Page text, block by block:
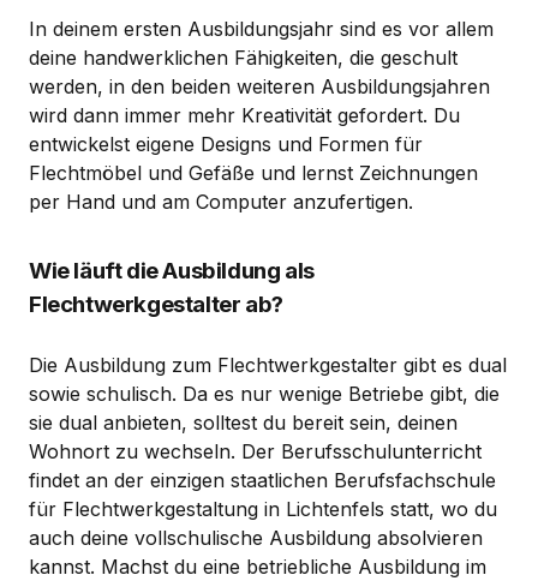
In deinem ersten Ausbildungsjahr sind es vor allem
deine handwerklichen Fähigkeiten, die geschult
werden, in den beiden weiteren Ausbildungsjahren
wird dann immer mehr Kreativität gefordert. Du
entwickelst eigene Designs und Formen für
Flechtmöbel und Gefäße und lernst Zeichnungen
per Hand und am Computer anzufertigen.
Wie läuft die Ausbildung als
Flechtwerkgestalter ab?
Die Ausbildung zum Flechtwerkgestalter gibt es dual
sowie schulisch. Da es nur wenige Betriebe gibt, die
sie dual anbieten, solltest du bereit sein, deinen
Wohnort zu wechseln. Der Berufsschulunterricht
findet an der einzigen staatlichen Berufsfachschule
für Flechtwerkgestaltung in Lichtenfels statt, wo du
auch deine vollschulische Ausbildung absolvieren
kannst. Machst du eine betriebliche Ausbildung im